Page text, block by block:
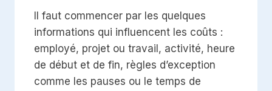
Il faut commencer par les quelques
informations qui influencent les coûts :
employé, projet ou travail, activité, heure
de début et de fin, règles d’exception
comme les pauses ou le temps de